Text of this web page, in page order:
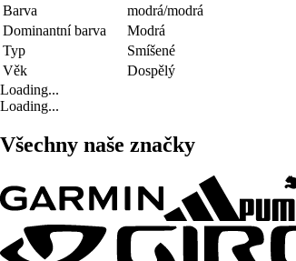
Barva
modrá/modrá
Dominantní barva
Modrá
Typ
Smíšené
Věk
Dospělý
Loading...
Loading...
Všechny naše značky